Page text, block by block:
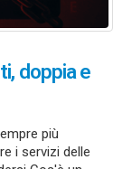
doppia e
più
i servizi delle